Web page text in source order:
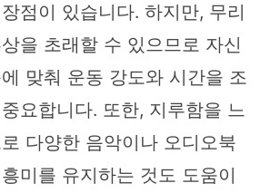
점이 있습니다. 하지만, 무리
을 초래할 수 있으므로 자신
맞춰 운동 강도와 시간을 조
요합니다. 또한, 지루함을 느
다양한 음악이나 오디오북
미를 유지하는 것도 도움이